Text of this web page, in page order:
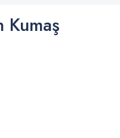
Kumaş